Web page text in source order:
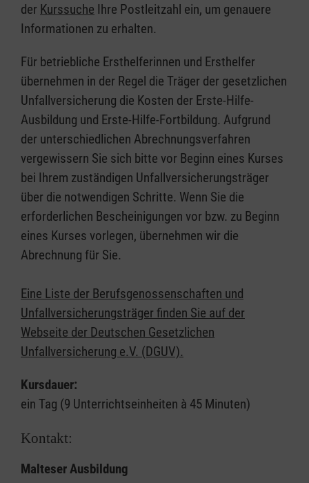
der Kurssuche Ihre Postleitzahl ein, um genauere
Informationen zu erhalten.
Für betriebliche Ersthelferinnen und Ersthelfer
übernehmen in der Regel die Träger der gesetzlichen
Unfallversicherung die Kosten der Erste-Hilfe-
Ausbildung und Erste-Hilfe-Fortbildung. Aufgrund
der unterschiedlichen Abrechnungsverfahren
vergewissern Sie sich bitte vor Beginn eines Kurses
bei Ihrem zuständigen Unfallversicherungsträger
über die notwendigen Schritte. Wenn Sie die
erforderlichen Bescheinigungen vor bzw. zu Beginn
eines Kurses vorlegen, übernehmen wir die
Abrechnung für Sie.
Eine Liste der Berufsgenossenschaften und
Unfallversicherungsträger finden Sie auf der
Webseite der Deutschen Gesetzlichen
Unfallversicherung e.V. (DGUV).
Kursdauer:
ein Tag (9 Unterrichtseinheiten à 45 Minuten)
Kontakt:
Malteser Ausbildung